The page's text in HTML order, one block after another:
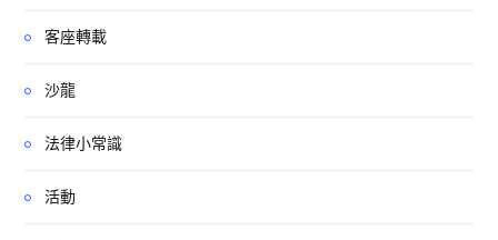
客座轉載
沙龍
法律小常識
活動